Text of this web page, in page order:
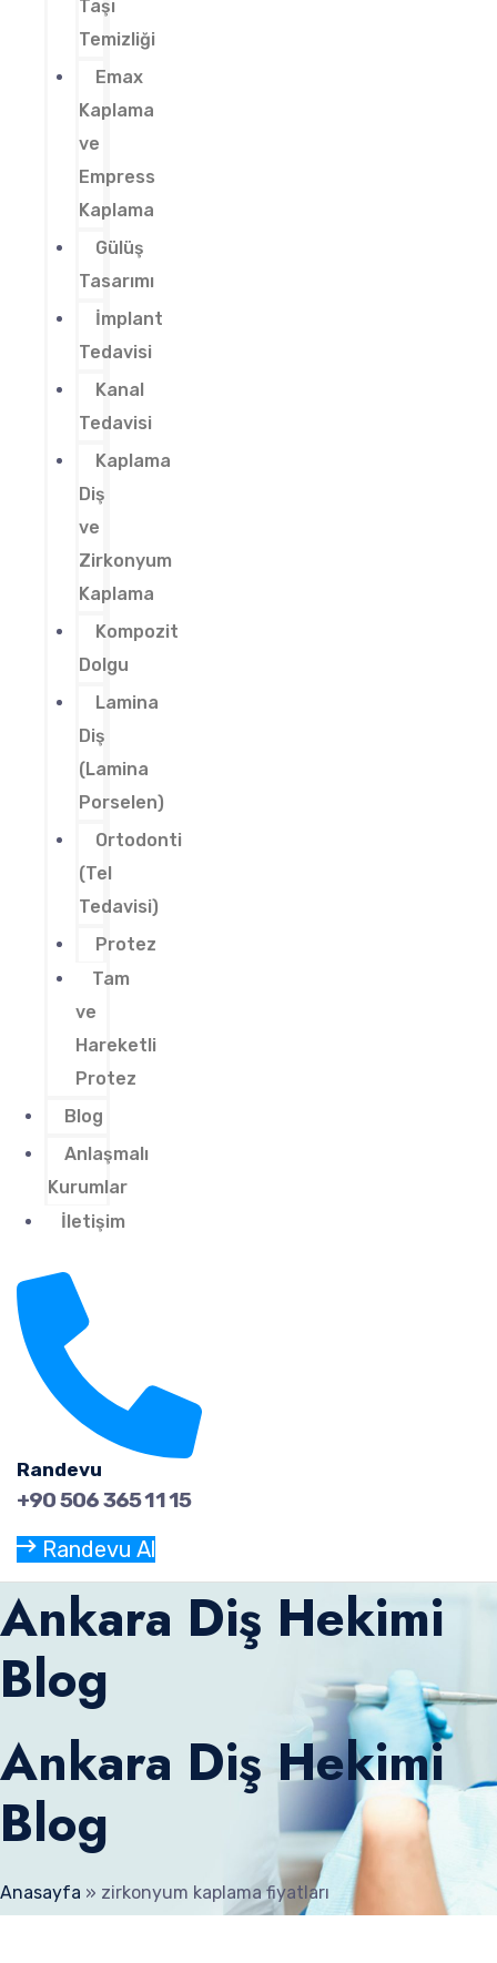
Taşı
Temizliği
Emax
Kaplama
ve
Empress
Kaplama
Gülüş
Tasarımı
İmplant
Tedavisi
Kanal
Tedavisi
Kaplama
Diş
ve
Zirkonyum
Kaplama
Kompozit
Dolgu
Lamina
Diş
(Lamina
Porselen)
Ortodonti
(Tel
Tedavisi)
Protez
Tam
ve
Hareketli
Protez
Blog
Anlaşmalı
Kurumlar
İletişim
Randevu
+90 506 365 11 15
Randevu Al
Ankara Diş Hekimi
Blog
Ankara Diş Hekimi
Blog
Anasayfa » zirkonyum kaplama fiyatları